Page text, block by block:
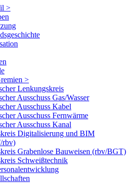
>
>
Lenkungskreis
Ausschuss Gas/Wasser
Ausschuss Kabel
Ausschuss Fernwärme
Ausschuss Kanal
Digitalisierung und BIM
rbv)
Grabenlose Bauweisen (rbv/BGT)
Schweißtechnik